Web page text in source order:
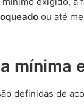
ou até
mínima
definidas de